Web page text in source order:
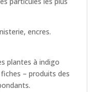
encres.
plantes à indigo
– produits des